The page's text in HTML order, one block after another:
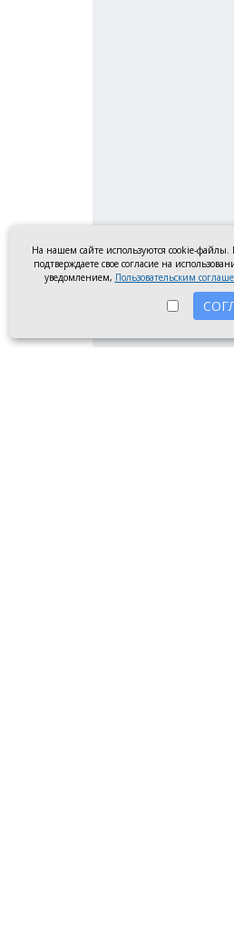
На нашем сайте используются cookie-
подтверждаете свое согласие на
уведомлением, Пользовательским